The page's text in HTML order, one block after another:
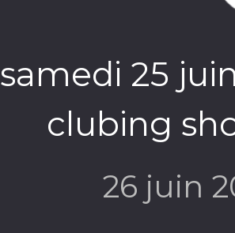
samedi 25
clubing
26 juin